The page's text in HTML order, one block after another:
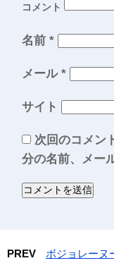
コメント
名前 *
メール *
サイト
次回のコメン
分の名前、メー
PREV
ボジョレーヌ